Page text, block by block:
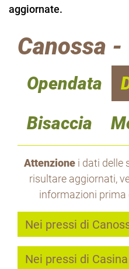
aggiornate.
Canossa -
Opendata
Bisaccia
Attenzione i dati delle
risultare aggiornati,
informazioni prima
Nei pressi di
Nei pressi di Casina